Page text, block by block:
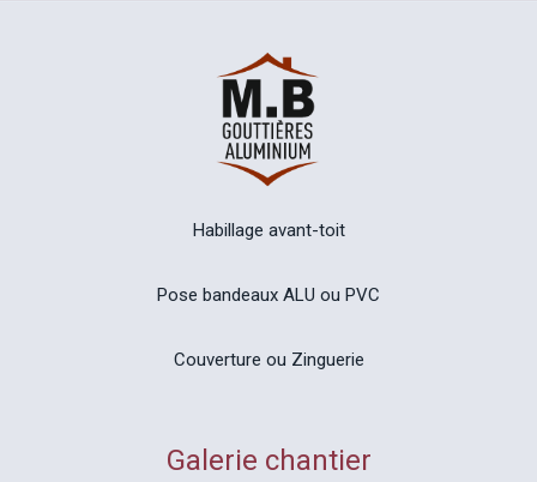
Habillage avant-toit
Pose bandeaux ALU ou PVC
Couverture ou Zinguerie
Galerie chantier